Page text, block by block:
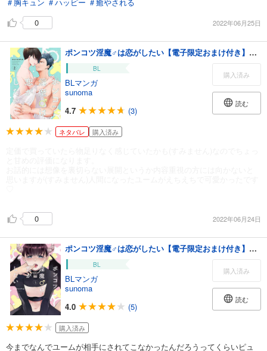
0
2022年06月25日
ポンコツ淫魔♂は恋がしたい【電子限定おまけ付き】 2巻
BL
BLマンガ
sunoma
4.7
(3)
購入済み
読む
ネタバレ 購入済み
0 2022年06月24日
ポンコツ淫魔♂は恋がしたい【電子限定おまけ付き】 1巻
BL
BLマンガ
sunoma
4.0
(5)
購入済み
読む
購入済み
今までなんでユームが相手にされてこなかったんだろうってくらいピュ